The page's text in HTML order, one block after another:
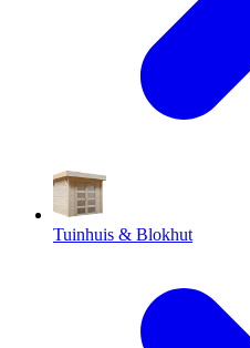
Tuinhuis & Blokhut